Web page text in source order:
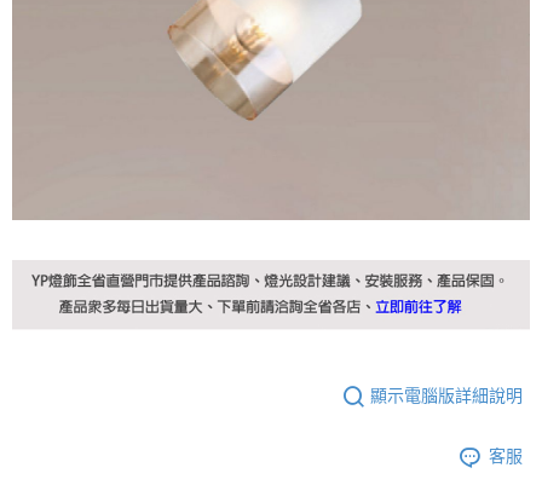
顯示電腦版詳細說明
客服